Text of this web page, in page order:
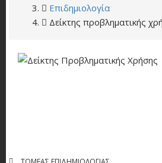
Επιδημιολογία
Δείκτης προβληματικής
ΚΆΘΕΤΟ